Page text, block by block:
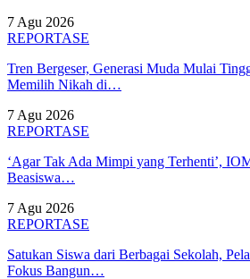
7 Agu 2026
REPORTASE
Tren Bergeser, Generasi Muda Mulai
Memilih Nikah di…
7 Agu 2026
REPORTASE
‘Agar Tak Ada Mimpi yang Terhenti’,
Beasiswa…
7 Agu 2026
REPORTASE
Satukan Siswa dari Berbagai Sekolah,
Fokus Bangun…